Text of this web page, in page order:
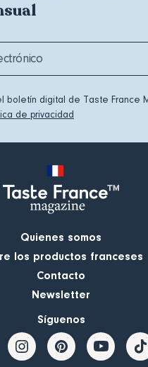
boletín digital de Taste France
de privacidad
Quienes somos
los productos franceses
Contacto
Newsletter
Síguenos